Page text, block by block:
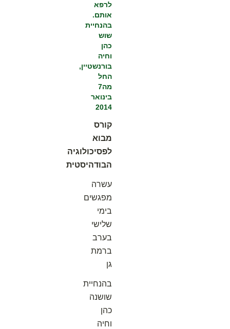
לרפא
אותם.
בהנחיית
שוש
כהן
וחיה
בורנשטיין,
החל
מה7
בינואר
2014
קורס
מבוא
לפסיכולוגיה
הבודהיסטית
עשרה
מפגשים
בימי
שלישי
בערב
ברמת
גן
בהנחיית
שושנה
כהן
וחיה